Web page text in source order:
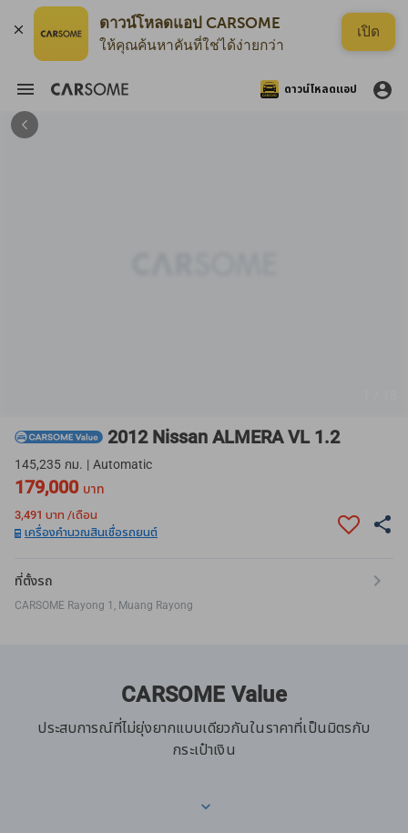
ดาวน์โหลดแอป CARSOME
ให้คุณค้นหาคันที่ใช่ได้ง่ายกว่า
เปิด
ดาวน์โหลดแอป
2012 Nissan ALMERA VL 1.2
145,235 กม. | Automatic
179,000 บาท
3,491 บาท /เดือน
เครื่องคำนวณสินเชื่อรถยนต์
ที่ตั้งรถ
CARSOME Rayong 1, Muang Rayong
CARSOME Value
ประสบการณ์ที่ไม่ยุ่งยากแบบเดียวกันในราคาที่เป็นมิตรกับ
กระเป๋าเงิน